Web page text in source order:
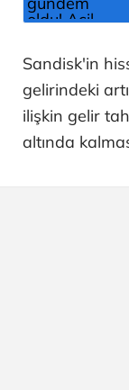
Sandisk'in
gelirindeki
ilişkin gelir
altında